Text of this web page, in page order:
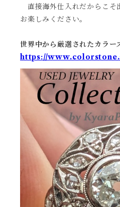
直接海外仕入れだからこそ
お楽しみください。
世界中から厳選されたカラー
https://